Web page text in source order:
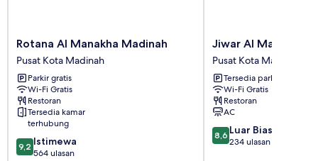
Rotana
Al
Manakha
Madinah
Pusat
Kota
Madinah
Rotana Al Manakha Madinah
Pusat Kota Madinah
Parkir gratis
Wi-Fi Gratis
Restoran
Tersedia kamar
terhubung
9.2
dari
9,2 Istimewa
564 ulasan
Jiwar
Al
Madina
Hotel
Pusat
Kota
Madinah
Jiwar Al Madina
Pusat Kota Madinah
Tersedia parkir
Wi-Fi Gratis
Restoran
AC
8.6
dari
8,6 Luar Biasa
234 ulasan